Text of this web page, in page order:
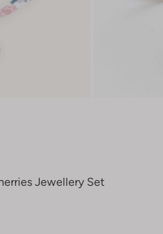
Jewellery Set